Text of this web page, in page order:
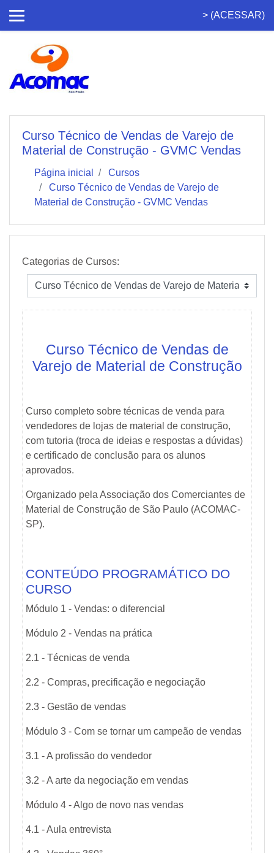
> (ACESSAR)
Curso Técnico de Vendas de Varejo de
Material de Construção - GVMC Vendas
Página inicial
Cursos
Curso Técnico de Vendas de Varejo de
Material de Construção - GVMC Vendas
Categorias de Cursos:
Curso Técnico de Vendas de
Varejo de Material de Construção
Curso completo sobre técnicas de venda para
vendedores de lojas de material de construção,
com tutoria (troca de ideias e respostas a dúvidas)
e certificado de conclusão para os alunos
aprovados.
Organizado pela Associação dos Comerciantes de
Material de Construção de São Paulo (ACOMAC-
SP).
CONTEÚDO PROGRAMÁTICO DO
CURSO
Módulo 1 - Vendas: o diferencial
Módulo 2 - Vendas na prática
2.1 - Técnicas de venda
2.2 - Compras, precificação e negociação
2.3 - Gestão de vendas
Módulo 3 - Com se tornar um campeão de vendas
3.1 - A profissão do vendedor
3.2 - A arte da negociação em vendas
Módulo 4 - Algo de novo nas vendas
4.1 - Aula entrevista